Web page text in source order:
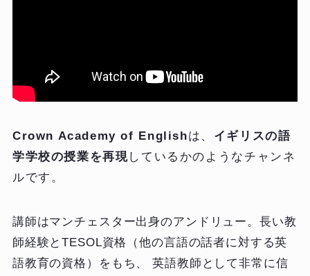
Crown Academy of Englishは、 イギリスの語
学学校の授業を再現しているかのようなチャンネ
ルです。
講師はマンチェスター出身のアンドリュー。長い教
師経験とTESOL資格（他の言語の話者に対する英
語教育の資格）をもち、 英語教師として非常に信